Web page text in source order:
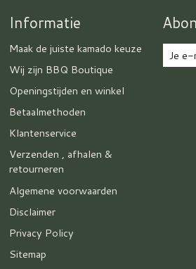
Informatie
Maak de juiste kamado keuze
Wij zijn BBQ Boutique
Openingstijden en winkel
Betaalmethoden
Klantenservice
Verzenden , afhalen &
retourneren
Algemene voorwaarden
Disclaimer
Privacy Policy
Sitemap